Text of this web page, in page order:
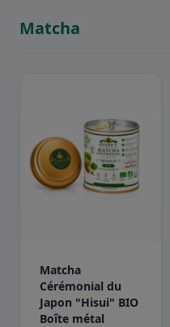
Matcha
Matcha
Cérémonial du
Japon "Hisui" BIO
Boîte métal